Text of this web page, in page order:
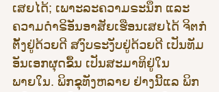
ເສຍໄດ້; ເພາະລະຄວາມຣະນຶກ ແລະ
ຄວາມດຳຣິອັນອາສັຍເຮືອນເສຍໄດ້ ຈິຕກໍ
ຕັ້ງຢູ່ດ້ວຍດີ ສງົບຣະງັບຢູ່ດ້ວຍດີ ເປັນທັມ
ອັນເອກຜຸດຂຶ້ນ ເປັນສະມາທິຢູ່ໃນ
ພາຍໃນ. ພິກຂຸທັງຫລາຍ ຢ່າງນີ້ແລ ພິກ